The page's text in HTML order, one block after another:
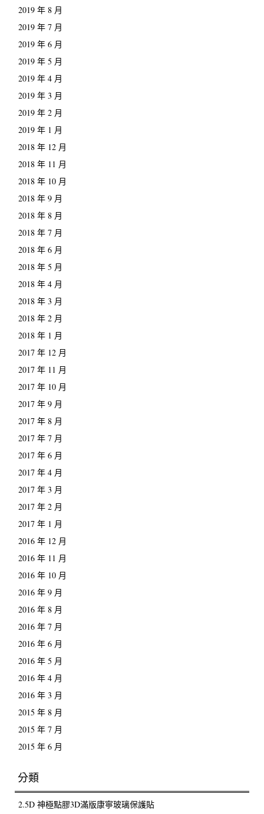
2019 年 8 月
2019 年 7 月
2019 年 6 月
2019 年 5 月
2019 年 4 月
2019 年 3 月
2019 年 2 月
2019 年 1 月
2018 年 12 月
2018 年 11 月
2018 年 10 月
2018 年 9 月
2018 年 8 月
2018 年 7 月
2018 年 6 月
2018 年 5 月
2018 年 4 月
2018 年 3 月
2018 年 2 月
2018 年 1 月
2017 年 12 月
2017 年 11 月
2017 年 10 月
2017 年 9 月
2017 年 8 月
2017 年 7 月
2017 年 6 月
2017 年 4 月
2017 年 3 月
2017 年 2 月
2017 年 1 月
2016 年 12 月
2016 年 11 月
2016 年 10 月
2016 年 9 月
2016 年 8 月
2016 年 7 月
2016 年 6 月
2016 年 5 月
2016 年 4 月
2016 年 3 月
2015 年 8 月
2015 年 7 月
2015 年 6 月
分類
2.5D 神極點膠3D滿版康寧玻璃保護貼